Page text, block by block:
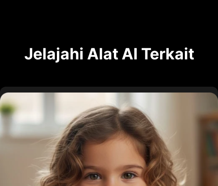
Jelajahi Alat AI Terkait